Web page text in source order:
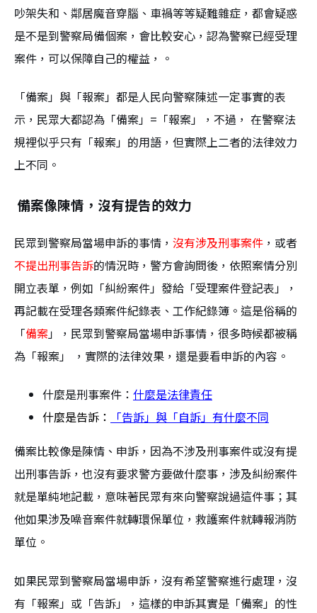
吵架失和、鄰居魔音穿腦、車禍等等疑難雜症，都會疑惑
是不是到警察局備個案，會比較安心，認為警察已經受理
案件，可以保障自己的權益，。
「備案」與「報案」都是人民向警察陳述一定事實的表
示，民眾大都認為「備案」=「報案」，不過， 在警察法
規裡似乎只有「報案」的用語，但實際上二者的法律效力
上不同。
備案像陳情，沒有提告的效力
民眾到警察局當場申訴的事情， 沒有涉及刑事案件 ，或者
不提出刑事告訴的情況時，警方會詢問後，依照案情分別
開立表單，例如「糾紛案件」發給「受理案件登記表」，
再記載在受理各類案件紀錄表、工作紀錄簿。這是俗稱的
「備案」，民眾到警察局當場申訴事情，很多時候都被稱
為「報案」 ，實際的法律效果，還是要看申訴的內容。
什麼是刑事案件： 什麼是法律責任
什麼是告訴：
「告訴」與「自訴」有什麼不同
備案比較像是陳情、申訴，因為不涉及刑事案件或沒有提
出刑事告訴，也沒有要求警方要做什麼事，涉及糾紛案件
就是單純地記載，意味著民眾有來向警察說過這件事；其
他如果涉及噪音案件就轉環保單位，救護案件就轉報消防
單位。
如果民眾到警察局當場申訴，沒有希望警察進行處理，沒
有「報案」或「告訴」，這樣的申訴其實是「備案」的性